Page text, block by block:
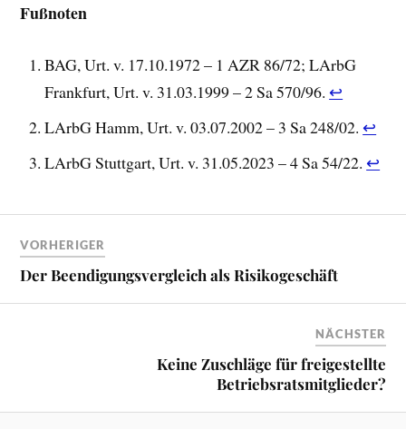
Fußnoten
BAG, Urt. v. 17.10.1972 – 1 AZR 86/72; LArbG
Frankfurt, Urt. v. 31.03.1999 – 2 Sa 570/96.↩︎
LArbG Hamm, Urt. v. 03.07.2002 – 3 Sa 248/02.↩︎
LArbG Stuttgart, Urt. v. 31.05.2023 – 4 Sa 54/22.↩︎
VORHERIGER
Der Beendigungsvergleich als Risikogeschäft
NÄCHSTER
Keine Zuschläge für freigestellte
Betriebsratsmitglieder?